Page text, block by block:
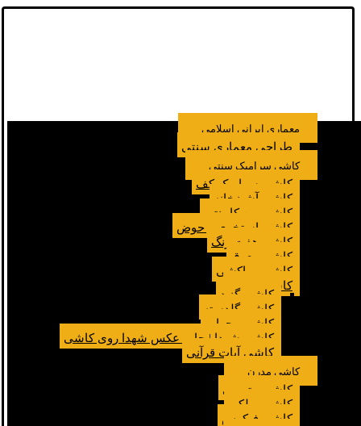
معماری ایرانی اسلامی
طراحی معماری سنتی
کاشی سرامیک سنتی
کاشی سرامیک کف
کاشی آشپزخانه
کاشی بین کابینتی
کاشی استخری و حوض
کاشی هفت رنگ
کاشی معرق
کاشی مراکشی
کاشی مسجد
کاشی گنبد
کاشی گلدسته
کاشی محراب
کاشی شهدا | چاپ عکس شهدا روی کاشی
کاشی آیات قرآنی
کاشی مدرن
کاشی مترویی
کاشی پولکی
کاشی فیکوس